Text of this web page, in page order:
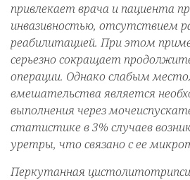
привлекает врача и пациента
инвазивностью, отсутствием
реабилитацией. При этом
серьезно сокращает
операции. Однако слабым
вмешательства является
выполнения через
статистике в 3% случаев
уретры, что связано с ее
Перкутанная